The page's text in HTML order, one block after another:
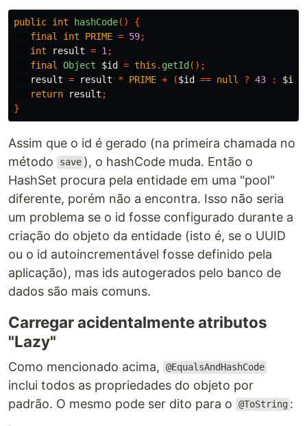
public int hashCode()
{
final
int PRIME = 59;
int
result = 1 ;
final
Object $id = this . getId ();
result = result * PRIME + ($id == null ? 43 : $id
return
result ;
}
Assim que o id é gerado (na primeira chamada no
método
save ), o hashCode muda. Então o
HashSet procura pela entidade em uma "pool"
diferente, porém não a encontra. Isso não seria
um problema se o id fosse configurado durante a
criação do objeto da entidade (isto é, se o UUID
ou o id autoincrementável fosse definido pela
aplicação), mas ids autogerados pelo banco de
dados são mais comuns.
Carregar acidentalmente atributos
"Lazy"
Como mencionado acima, @EqualsAndHashCode
inclui todos as propriedades do objeto por
padrão. O mesmo pode ser dito para o
@ToString :